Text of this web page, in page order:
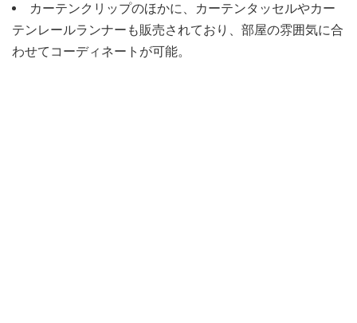
カーテンクリップのほかに、カーテンタッセルやカー
テンレールランナーも販売されており、部屋の雰囲気に合
わせてコーディネートが可能。